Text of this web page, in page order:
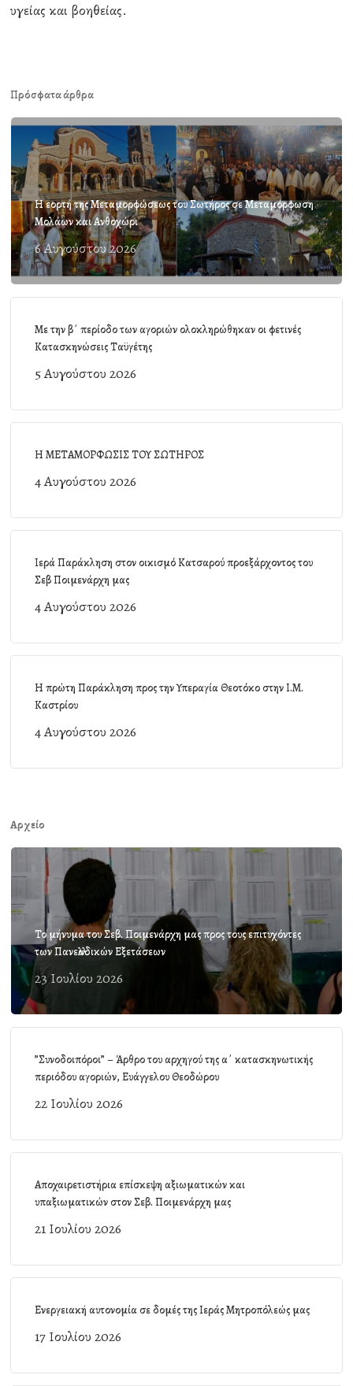
υγείας και βοηθείας.
Πρόσφατα άρθρα
Η εορτή της Μεταμορφώσεως του Σωτήρος σε Μεταμόρφωση
Μολάων και Ανθοχώρι
6 Αυγούστου 2026
Με την β΄ περίοδο των αγοριών ολοκληρώθηκαν οι φετινές
Κατασκηνώσεις Ταϋγέτης
5 Αυγούστου 2026
Η ΜΕΤΑΜΟΡΦΩΣΙΣ ΤΟΥ ΣΩΤΗΡΟΣ
4 Αυγούστου 2026
Ιερά Παράκληση στον οικισμό Κατσαρού προεξάρχοντος του
Σεβ Ποιμενάρχη μας
4 Αυγούστου 2026
Η πρώτη Παράκληση προς την Υπεραγία Θεοτόκο στην Ι.Μ.
Καστρίου
4 Αυγούστου 2026
Αρχείο
Το μήνυμα του Σεβ. Ποιμενάρχη μας προς τους επιτυχόντες
των Πανελλαδικών Εξετάσεων
23 Ιουλίου 2026
”Συνοδοιπόροι” – Άρθρο του αρχηγού της α΄ κατασκηνωτικής
περιόδου αγοριών, Ευάγγελου Θεοδώρου
22 Ιουλίου 2026
Αποχαιρετιστήρια επίσκεψη αξιωματικών και
υπαξιωματικών στον Σεβ. Ποιμενάρχη μας
21 Ιουλίου 2026
Ενεργειακή αυτονομία σε δομές της Ιεράς Μητροπόλεώς μας
17 Ιουλίου 2026